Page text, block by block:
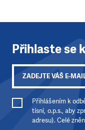
Přihlaste se
Přihlášením k
tísni, o.p.s., aby
adresu). Celé